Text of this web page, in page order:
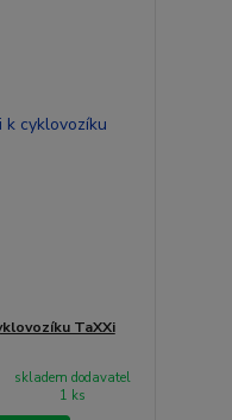
TaXXi
skladem dodavatel
1 ks